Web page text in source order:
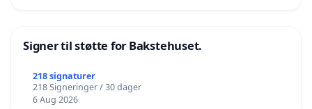
Signer til støtte for Bakstehuset.
218 signaturer
218 Signeringer / 30 dager
6 Aug 2026